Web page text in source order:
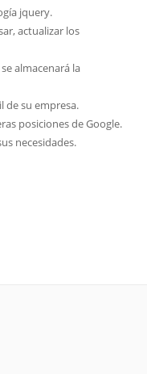
jquery.
actualizar los
almacenará la
de su empresa.
posiciones de Google.
necesidades.